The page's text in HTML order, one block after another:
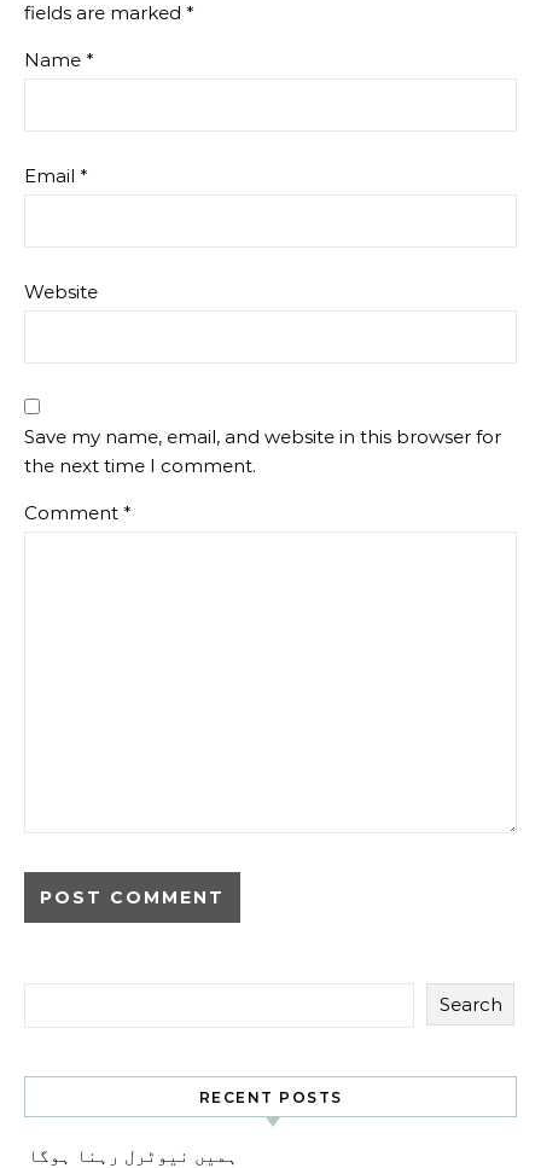
fields are marked *
Name *
Email *
Website
Save my name, email, and website in this browser for
the next time I comment.
Comment *
Search
RECENT POSTS
ہمیں نیوٹرل رہنا ہوگا